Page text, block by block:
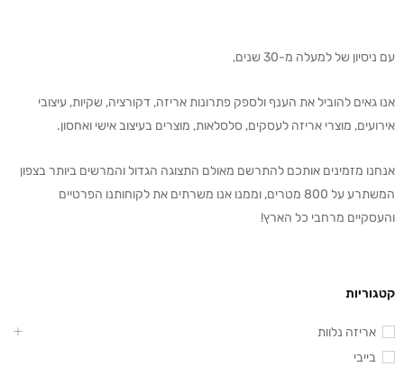
עם ניסיון של למעלה מ-30 שנים,
אנו גאים להוביל את הענף ולספק פתרונות אריזה, דקורציה, שקיות, עיצובי
אירועים, מוצרי אריזה לעסקים, סלסלאות, מוצרים בעיצוב אישי ואחסון.
אנחנו מזמינים אותכם להתרשם מאולם התצוגה הגדול והמרשים ביותר בצפון
המשתרע על 800 מטרים, וממנו אנו משרתים את לקוחותנו הפרטיים
והעסקיים מרחבי כל הארץ!
קטגוריות
אריזה נלוות
בייבי